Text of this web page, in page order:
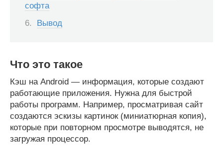
софта
Вывод
Что это такое
Кэш на Android — информация, которые создают
работающие приложения. Нужна для быстрой
работы программ. Например, просматривая сайт
создаются эскизы картинок (миниатюрная копия),
которые при повторном просмотре выводятся, не
загружая процессор.